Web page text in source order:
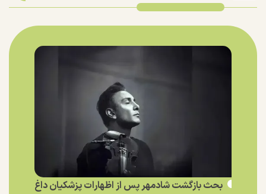
بحث بازگشت شادمهر پس از اظهارات پزشکیان داغ